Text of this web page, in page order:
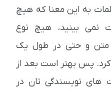
به این معنا که هیچ
نمی بینید، هیچ نوع
متن و حتی در طول یک
پس بهتر است بعد از
های نویسندگی تان در